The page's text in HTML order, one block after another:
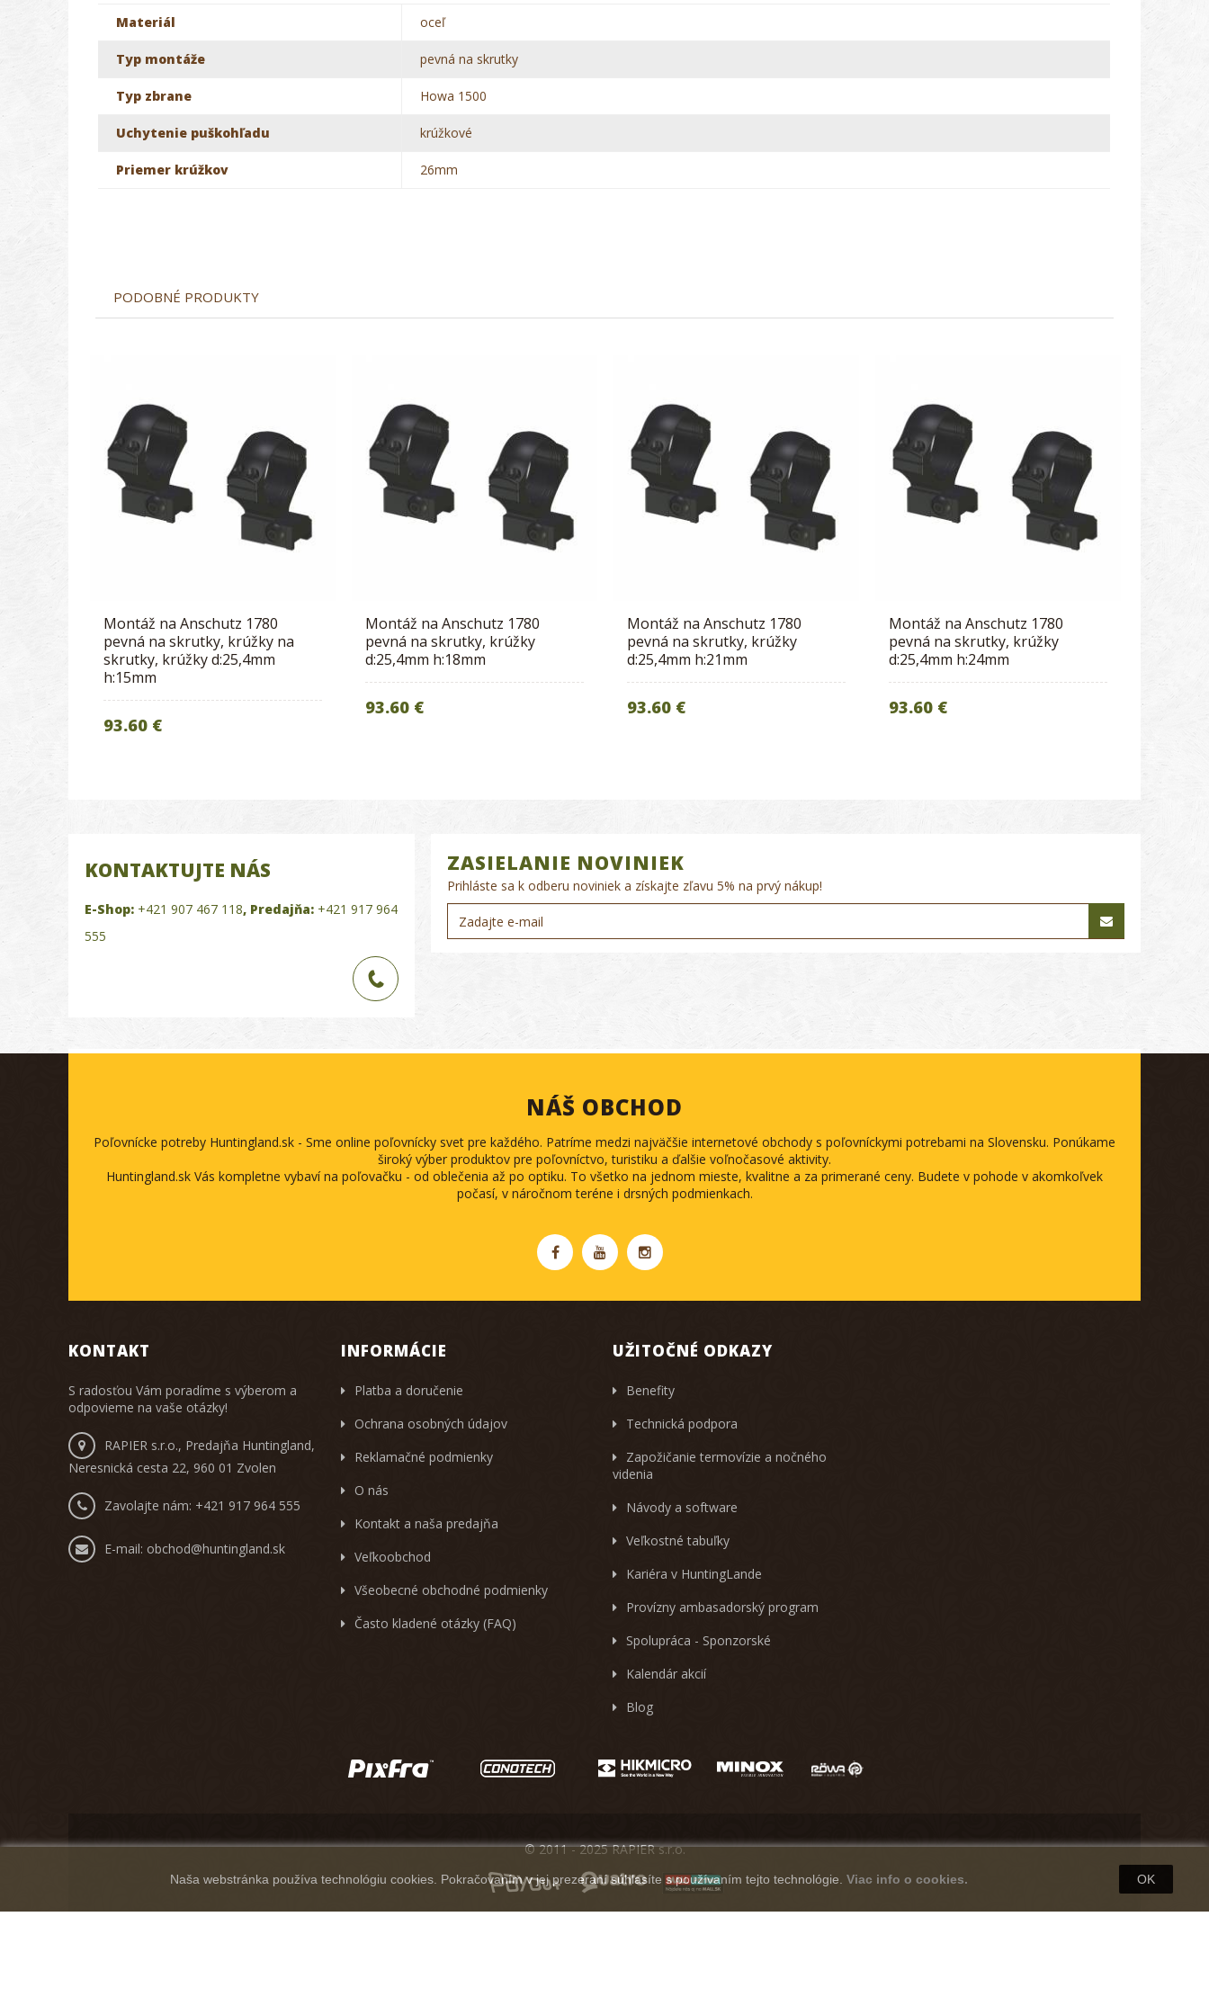
Materiál oceľ
Typ montáže pevná na skrutky
Typ zbrane Howa 1500
Uchytenie puškohľadu krúžkové
Priemer krúžkov 26mm
PODOBNÉ PRODUKTY
Montáž na Anschutz 1780
pevná na skrutky, krúžky na
skrutky, krúžky d:25,4mm
h:15mm
93.60 €
Montáž na Anschutz 1780
pevná na skrutky, krúžky
d:25,4mm h:18mm
93.60 €
Montáž na Anschutz 1780
pevná na skrutky, krúžky
d:25,4mm h:21mm
93.60 €
Montáž na Anschutz 1780
pevná na skrutky, krúžky
d:25,4mm h:24mm
93.60 €
KONTAKTUJTE NÁS
E-Shop: +421 907 467 118, Predajňa: +421 917 964
555
ZASIELANIE NOVINIEK
Prihláste sa k odberu noviniek a získajte zľavu 5% na prvý nákup!
NÁŠ OBCHOD
Poľovnícke potreby Huntingland.sk - Sme online poľovnícky svet pre každého. Patríme medzi najväčšie internetové obchody s poľovníckymi potrebami na Slovensku. Ponúkame
široký výber produktov pre poľovníctvo, turistiku a ďalšie voľnočasové aktivity.
Huntingland.sk Vás kompletne vybaví na poľovačku - od oblečenia až po optiku. To všetko na jednom mieste, kvalitne a za primerané ceny. Budete v pohode v akomkoľvek
počasí, v náročnom teréne i drsných podmienkach.
KONTAKT
S radosťou Vám poradíme s výberom a
odpovieme na vaše otázky!
RAPIER s.r.o., Predajňa Huntingland,
Neresnická cesta 22, 960 01 Zvolen
Zavolajte nám: +421 917 964 555
E-mail: obchod@huntingland.sk
INFORMÁCIE
Platba a doručenie
Ochrana osobných údajov
Reklamačné podmienky
O nás
Kontakt a naša predajňa
Veľkoobchod
Všeobecné obchodné podmienky
Často kladené otázky (FAQ)
UŽITOČNÉ ODKAZY
Benefity
Technická podpora
Zapožičanie termovízie a nočného
videnia
Návody a software
Veľkostné tabuľky
Kariéra v HuntingLande
Provízny ambasadorský program
Spolupráca - Sponzorské
Kalendár akcií
Blog
Naša webstránka používa technológiu cookies. Pokračovaním v jej prezeraní súhlasíte s používaním tejto technológie. Viac info o cookies. OK
© 2011 - 2025 RAPIER s.r.o.